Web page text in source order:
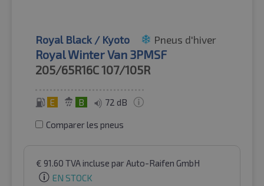
Royal Black / Kyoto Pneus d'hiver
Royal Winter Van 3PMSF
205/65R16C107/105R
E B 72 dB
Comparer les pneus
€ 91.60 TVA incluse par Auto-Raifen GmbH
EN STOCK